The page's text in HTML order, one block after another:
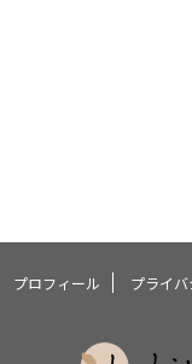
プロフィール プライ